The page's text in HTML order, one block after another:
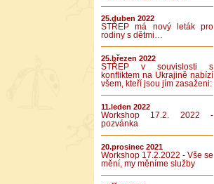
25.duben 2022
STŘEP má nový leták pro
rodiny s dětmi…
25.březen 2022
STŘEP v souvislosti s
konfliktem na Ukrajině nabízí
všem, kteří jsou jím zasaženi:
11.leden 2022
Workshop 17.2. 2022 -
pozvánka
20.prosinec 2021
Workshop 17.2.2022 - Vše se
mění, my měníme služby